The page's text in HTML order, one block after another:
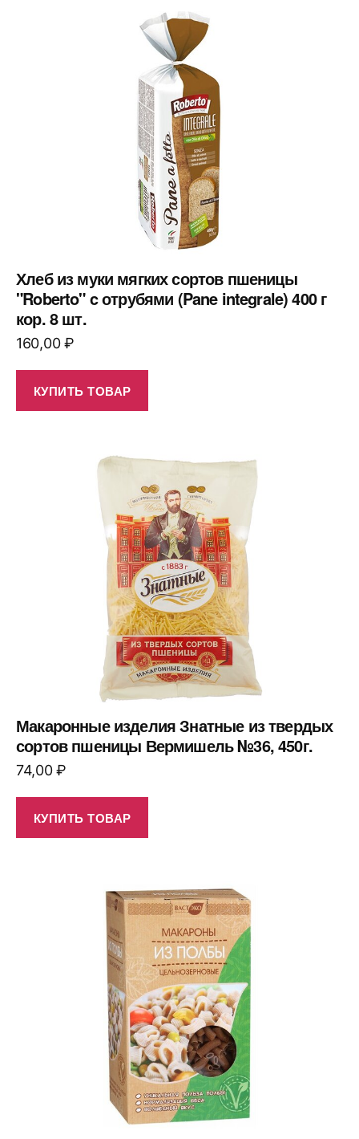
Хлеб из муки мягких сортов пшеницы
"Roberto" c отрубями (Pane integrale) 400 г
кор. 8 шт.
160,00₽
КУПИТЬ ТОВАР
Макаронные изделия Знатные из твердых
сортов пшеницы Вермишель №36, 450г.
74,00₽
КУПИТЬ ТОВАР